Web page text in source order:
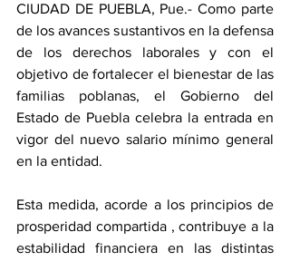
CIUDAD DE PUEBLA, Pue.- Como parte
de los avances sustantivos en la defensa
de los derechos laborales y con el
objetivo de fortalecer el bienestar de las
familias poblanas, el Gobierno del
Estado de Puebla celebra la entrada en
vigor del nuevo salario mínimo general
en la entidad.
Esta medida, acorde a los principios de
prosperidad compartida , contribuye a la
estabilidad financiera en las distintas